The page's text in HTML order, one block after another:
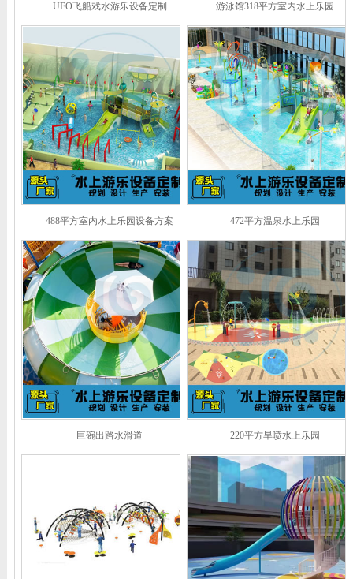
UFO飞船戏水游乐设备定制 游泳馆318平方室内水上乐园
488平方室内水上乐园设备方案 472平方温泉水上乐园
巨碗出路水滑道 220平方旱喷水上乐园